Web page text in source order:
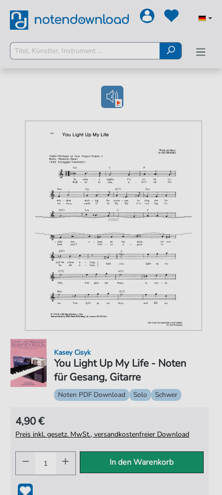
You Light Up My Life - Noten
für Gesang, Gitarre
Kasey Cisyk
Noten PDF Download Solo Schwer
4,90 €
Preis inkl. gesetz. MwSt., versandkostenfreier Download
In den Warenkorb